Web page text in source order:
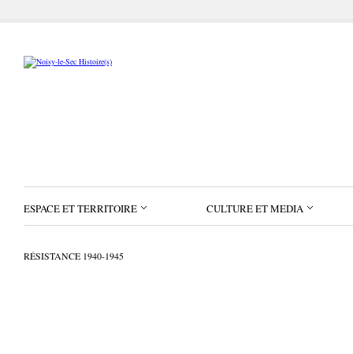
ESPACE ET TERRITOIRE CULTURE ET MEDIA
RÉSISTANCE 1940-1945